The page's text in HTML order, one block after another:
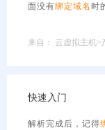
面没有绑定域名 时
来自： 云虚拟主机>
快速入门
解析完成后，记得